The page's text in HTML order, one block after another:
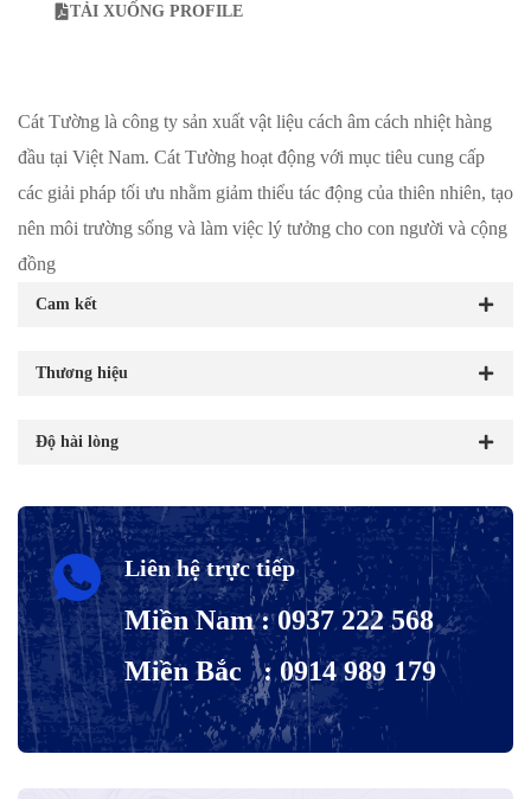
TẢI XUỐNG PROFILE
Cát Tường là công ty sản xuất vật liệu cách âm cách nhiệt hàng
đầu tại Việt Nam. Cát Tường hoạt động với mục tiêu cung cấp
các giải pháp tối ưu nhằm giảm thiểu tác động của thiên nhiên, tạo
nên môi trường sống và làm việc lý tưởng cho con người và cộng
đồng
Cam kết
Thương hiệu
Độ hài lòng
Liên hệ trực tiếp
Miền Nam : 0937 222 568
Miền Bắc : 0914 989 179